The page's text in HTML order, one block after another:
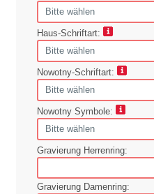
Haus-Schriftart:
Nowotny-Schriftart:
Nowotny Symbole:
Gravierung Herrenring:
Gravierung Damenring: